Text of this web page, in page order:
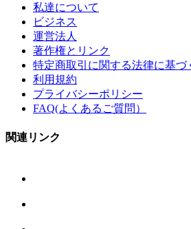
私達について
ビジネス
運営法人
著作権とリンク
特定商取引に関する法律に基づ
利用規約
プライバシーポリシー
FAQ(よくあるご質問）
関連リンク